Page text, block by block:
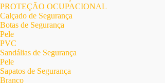
PROTEÇÃO OCUPACIONAL
Calçado de Segurança
Botas de Segurança
Pele
PVC
Sandálias de Segurança
Pele
Sapatos de Segurança
Branco